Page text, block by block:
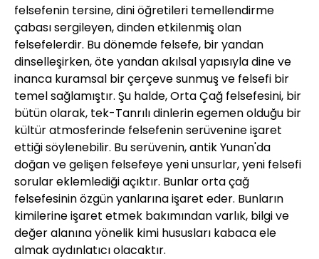
felsefenin tersine, dini öğretileri temellendirme
çabası sergileyen, dinden etkilenmiş olan
felsefelerdir. Bu dönemde felsefe, bir yandan
dinselleşirken, öte yandan akılsal yapısıyla dine ve
inanca kuramsal bir çerçeve sunmuş ve felsefi bir
temel sağlamıştır. Şu halde, Orta Çağ felsefesini, bir
bütün olarak, tek-Tanrılı dinlerin egemen olduğu bir
kültür atmosferinde felsefenin serüvenine işaret
ettiği söylenebilir. Bu serüvenin, antik Yunan'da
doğan ve gelişen felsefeye yeni unsurlar, yeni felsefi
sorular eklemlediği açıktır. Bunlar orta çağ
felsefesinin özgün yanlarına işaret eder. Bunların
kimilerine işaret etmek bakımından varlık, bilgi ve
değer alanına yönelik kimi hususları kabaca ele
almak aydınlatıcı olacaktır.